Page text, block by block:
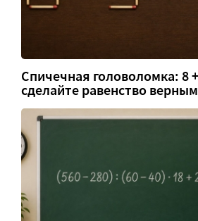
Спичечная головоломка: 8
сделайте равенство верным